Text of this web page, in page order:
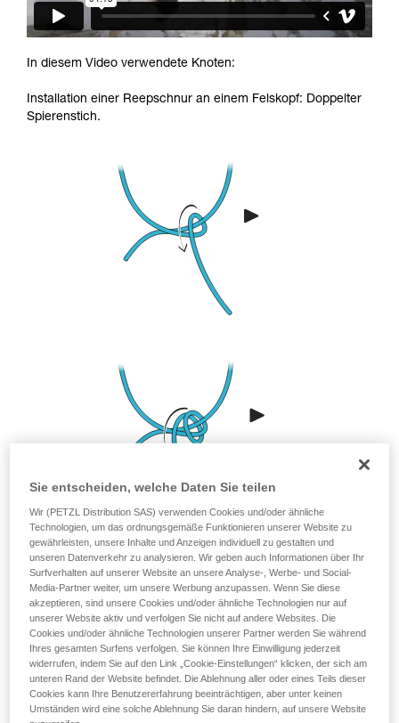
In diesem Video verwendete Knoten:
Installation einer Reepschnur an einem Felskopf: Doppelter
Spierenstich.
Sie entscheiden, welche Daten Sie teilen
Wir (PETZL Distribution SAS) verwenden Cookies und/oder ähnliche
Technologien, um das ordnungsgemäße Funktionieren unserer Website zu
gewährleisten, unsere Inhalte und Anzeigen individuell zu gestalten und
unseren Datenverkehr zu analysieren. Wir geben auch Informationen über Ihr
Surfverhalten auf unserer Website an unsere Analyse-, Werbe- und Social-
Media-Partner weiter, um unsere Werbung anzupassen. Wenn Sie diese
akzeptieren, sind unsere Cookies und/oder ähnliche Technologien nur auf
unserer Website aktiv und verfolgen Sie nicht auf andere Websites. Die
Cookies und/oder ähnliche Technologien unserer Partner werden Sie während
Ihres gesamten Surfens verfolgen. Sie können Ihre Einwilligung jederzeit
widerrufen, indem Sie auf den Link „Cookie-Einstellungen“ klicken, der sich am
unteren Rand der Website befindet. Die Ablehnung aller oder eines Teils dieser
Cookies kann Ihre Benutzererfahrung beeinträchtigen, aber unter keinen
Umständen wird eine solche Ablehnung Sie daran hindern, auf unsere Website